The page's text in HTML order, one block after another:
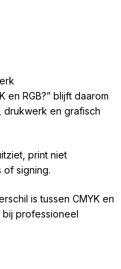
en RGB?” blijft daarom
drukwerk en grafisch
print niet
of signing.
is tussen CMYK en
bij professioneel